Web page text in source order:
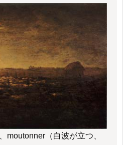
moutonner（白波が立つ、